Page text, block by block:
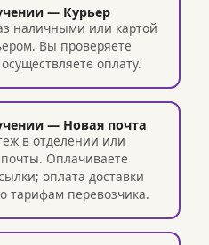
— Курьер
наличными или картой
Вы проверяете
оплату.
— Новая почта
в отделении или
Оплачиваете
оплата доставки
тарифам перевозчика.